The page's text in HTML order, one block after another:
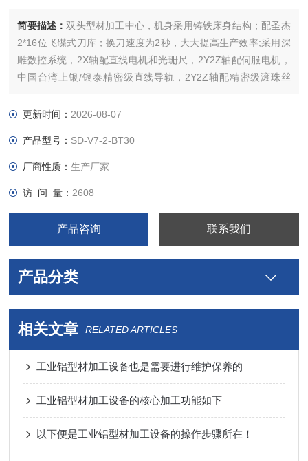
简要描述：双头型材加工中心，机身采用铸铁床身结构；配圣杰
2*16位飞碟式刀库；换刀速度为2秒，大大提高生产效率;采用深
雕数控系统，2X轴配直线电机和光珊尺，2Y2Z轴配伺服电机，
中国台湾上银/银泰精密级直线导轨，2Y2Z轴配精密级滚珠丝
循环喷水系统。
更新时间： 2026-08-07
产品型号： SD-V7-2-BT30
厂商性质：生产厂家
访 问 量： 2608
产品咨询 联系我们
产品分类
相关文章 RELATED ARTICLES
工业铝型材加工设备也是需要进行维护保养的
工业铝型材加工设备的核心加工功能如下
以下便是工业铝型材加工设备的操作步骤所在！